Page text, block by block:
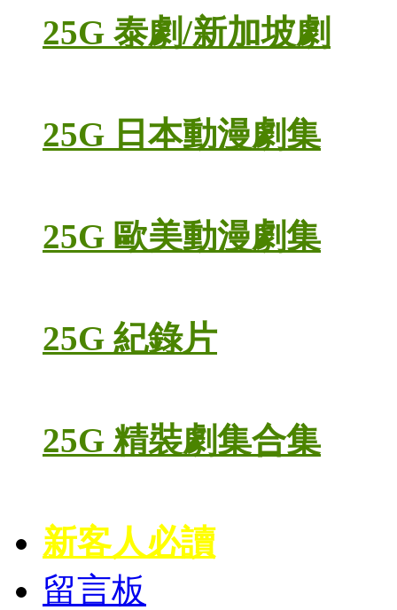
25G 泰劇/新加坡劇
25G 日本動漫劇集
25G 歐美動漫劇集
25G 紀錄片
25G 精裝劇集合集
新客人必讀
留言板